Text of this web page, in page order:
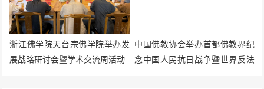
浙江佛学院天台宗佛学院举办发
展战略研讨会暨学术交流周活动
中国佛教协会举办首都佛教界纪
念中国人民抗日战争暨世界反法